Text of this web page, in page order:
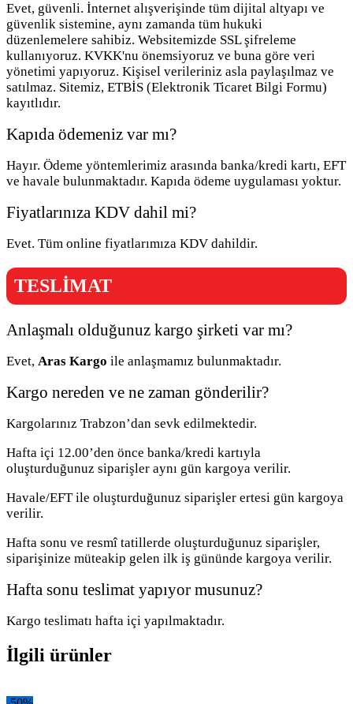
Evet, güvenli. İnternet alışverişinde tüm dijital altyapı ve
güvenlik sistemine, aynı zamanda tüm hukuki
düzenlemelere sahibiz. Websitemizde SSL şifreleme
kullanıyoruz. KVKK'nu önemsiyoruz ve buna göre veri
yönetimi yapıyoruz. Kişisel verileriniz asla paylaşılmaz ve
satılmaz. Sitemiz, ETBİS (Elektronik Ticaret Bilgi Formu)
kayıtlıdır.
Kapıda ödemeniz var mı?
Hayır. Ödeme yöntemlerimiz arasında banka/kredi kartı, EFT
ve havale bulunmaktadır. Kapıda ödeme uygulaması yoktur.
Fiyatlarınıza KDV dahil mi?
Evet. Tüm online fiyatlarımıza KDV dahildir.
TESLİMAT
Anlaşmalı olduğunuz kargo şirketi var mı?
Evet, Aras Kargo ile anlaşmamız bulunmaktadır.
Kargo nereden ve ne zaman gönderilir?
Kargolarınız Trabzon’dan sevk edilmektedir.
Hafta içi 12.00’den önce banka/kredi kartıyla
oluşturduğunuz siparişler aynı gün kargoya verilir.
Havale/EFT ile oluşturduğunuz siparişler ertesi gün kargoya
verilir.
Hafta sonu ve resmî tatillerde oluşturduğunuz siparişler,
siparişinize müteakip gelen ilk iş gününde kargoya verilir.
Hafta sonu teslimat yapıyor musunuz?
Kargo teslimatı hafta içi yapılmaktadır.
İlgili ürünler